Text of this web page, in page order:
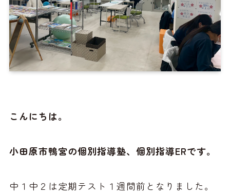
こんにちは。
小田原市鴨宮の個別指導塾、個別指導ERです。
中１中２は定期テスト１週間前となりました。